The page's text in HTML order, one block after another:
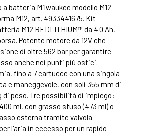
batteria Milwaukee modello M12
M12, art. 4933441675. Kit
M12 REDLITHIUM™ da 4.0 Ah,
Potente motore da 12V che
di oltre 562 bar per garantire
anche nei punti più ostici.
fino a 7 cartucce con una singola
e maneggevole, con soli 355 mm di
di peso. Tre possibilità di impiego:
ml, con grasso sfuso (473 ml) o
esterna tramite valvola
l'aria in eccesso per un rapido